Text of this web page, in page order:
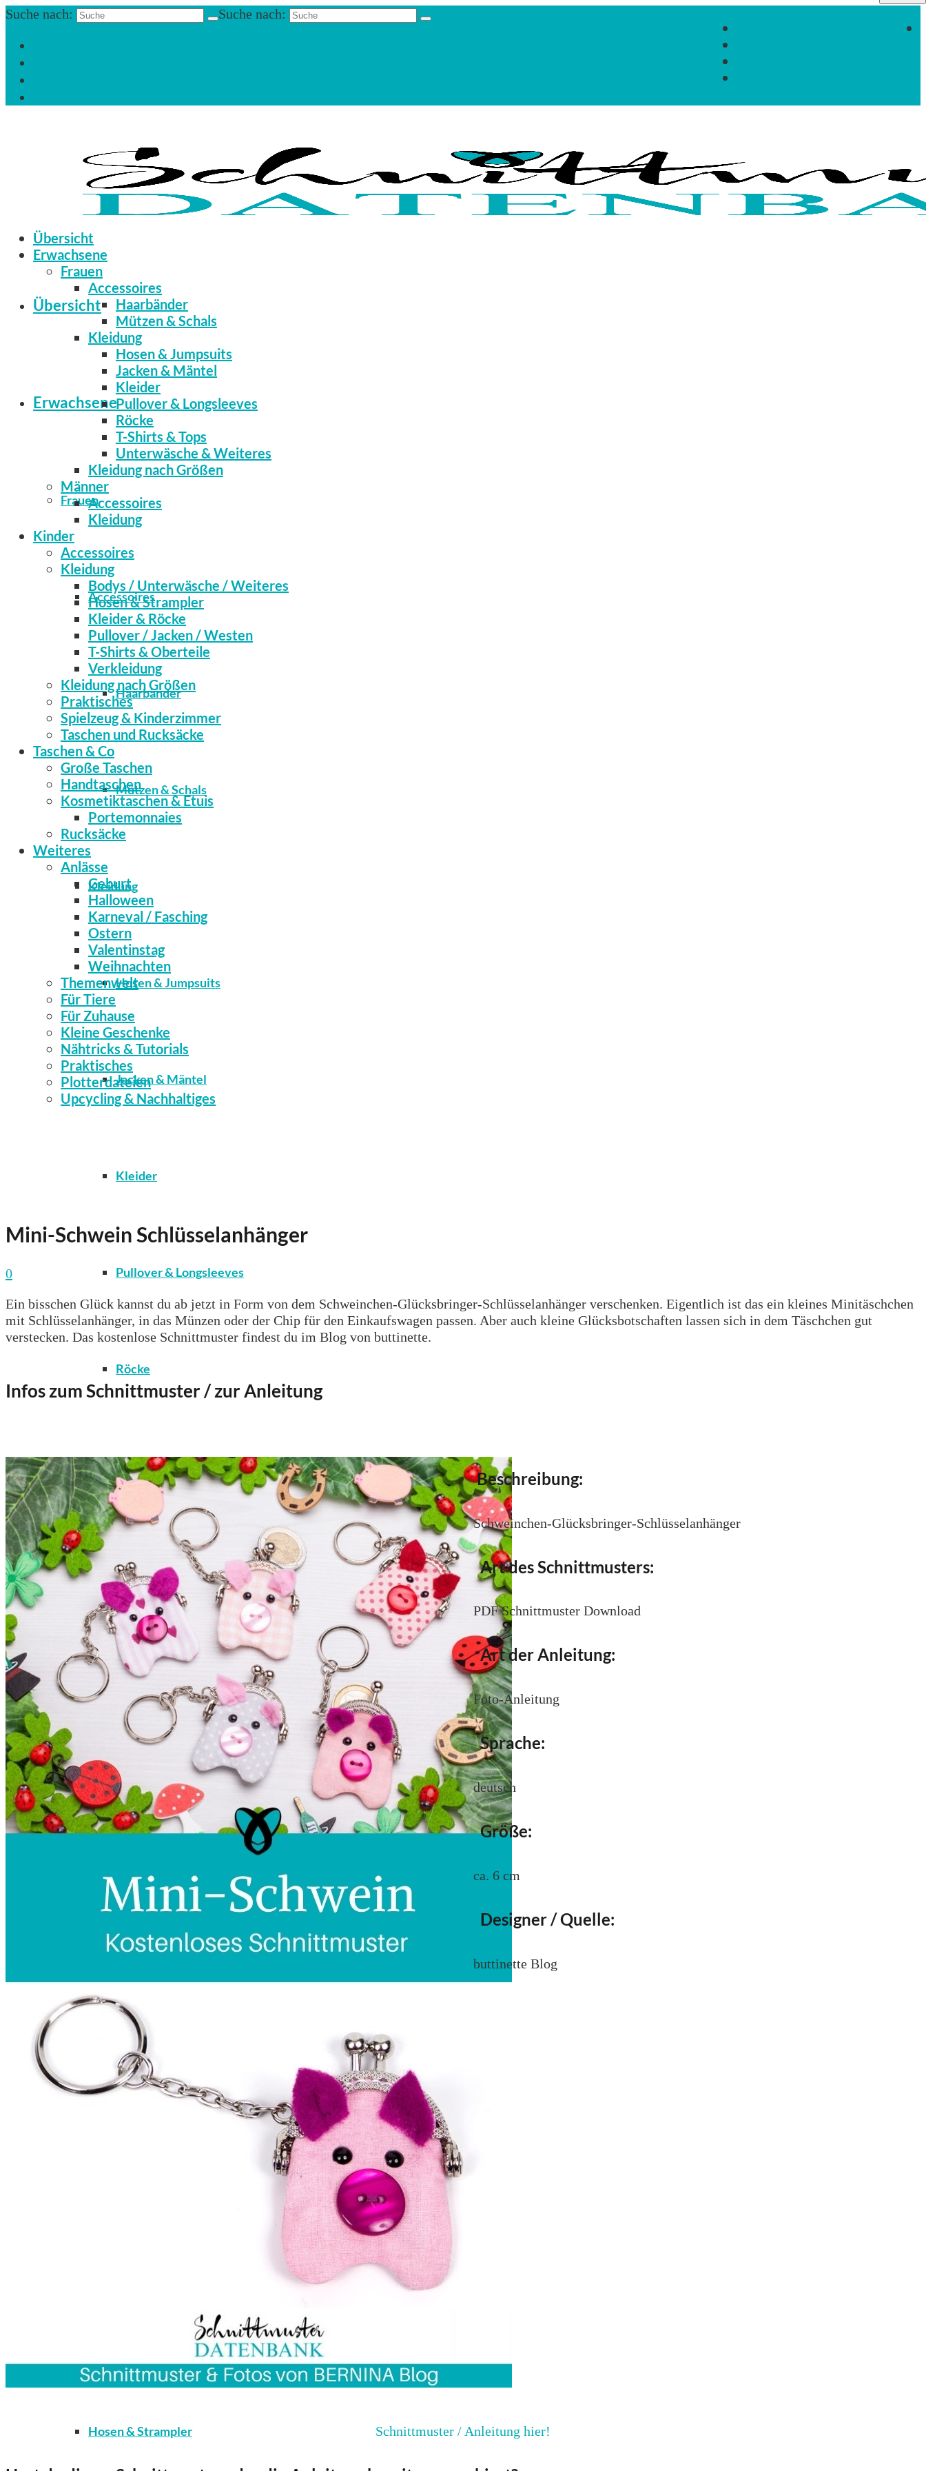
Suche nach: Suche nach:
Übersicht
Erwachsene
Frauen
Accessoires
Haarbänder
Mützen & Schals
Kleidung
Hosen & Jumpsuits
Jacken & Mäntel
Kleider
Pullover & Longsleeves
Röcke
T-Shirts & Tops
Unterwäsche & Weiteres
Kleidung nach Größen
Männer
Kleidung
Kinder
Bodys / Unterwäsche / Weiteres
Hosen & Strampler
Übersicht
Erwachsene
Frauen
Accessoires
Haarbänder
Mützen & Schals
Kleidung
Hosen & Jumpsuits
Jacken & Mäntel
Kleider
Pullover & Longsleeves
Röcke
T-Shirts & Tops
Unterwäsche & Weiteres
Kleidung nach Größen
Männer
Accessoires
Kleidung
Kinder
Accessoires
Kleidung
Bodys / Unterwäsche / Weiteres
Hosen & Strampler
Kleider & Röcke
Pullover / Jacken / Westen
T-Shirts & Oberteile
Verkleidung
Kleidung nach Größen
Praktisches
Spielzeug & Kinderzimmer
Taschen und Rucksäcke
Taschen & Co
Große Taschen
Handtaschen
Kosmetiktaschen & Etuis
Portemonnaies
Rucksäcke
Weiteres
Anlässe
Geburt
Halloween
Karneval / Fasching
Ostern
Valentinstag
Weihnachten
Themenwelt
Für Tiere
Für Zuhause
Kleine Geschenke
Nähtricks & Tutorials
Praktisches
Plotterdateien
Upcycling & Nachhaltiges
Mini-Schwein Schlüsselanhänger
0
Ein bisschen Glück kannst du ab jetzt in Form von dem Schweinchen-Glücksbringer-Schlüsselanhänger verschenken. Eigentlich ist das ein kleines Minitäschchen
mit Schlüsselanhänger, in das Münzen oder der Chip für den Einkaufswagen passen. Aber auch kleine Glücksbotschaften lassen sich in dem Täschchen gut
verstecken. Das kostenlose Schnittmuster findest du im Blog von buttinette.
Infos zum Schnittmuster / zur Anleitung
Beschreibung:
Schweinchen-Glücksbringer-Schlüsselanhänger
Art des Schnittmusters:
PDF Schnittmuster Download
Art der Anleitung:
Foto-Anleitung
Sprache:
deutsch
Größe:
ca. 6 cm
Designer / Quelle:
buttinette Blog
Schnittmuster / Anleitung hier!